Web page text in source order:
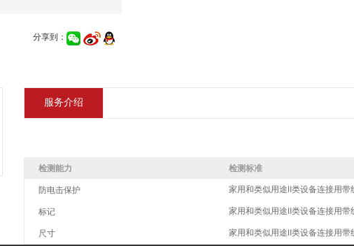
分享到：
服务介绍
检测能力 检测标准
防电击保护 家用和类似用途Ⅱ类设备连接用
标记 家用和类似用途Ⅱ类设备连接用
尺寸 家用和类似用途Ⅱ类设备连接用